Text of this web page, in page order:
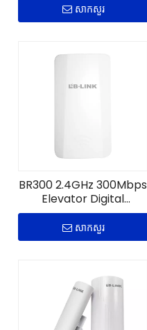
សាកសួរ
BR300 2.4GHz 300Mbps
Elevator Digital
Wireless Bridge
សាកសួរ